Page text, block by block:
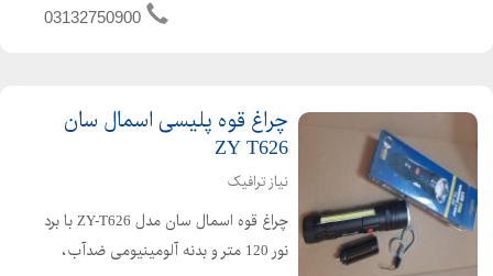
اتوماتیک شیشه ای... 03132750900
چراغ قوه پلیسی اسمال سان
ZY T626
نیاز ترافیک
چراغ قوه اسمال سان مدل ZY-T626 با برد
نور 120 متر و بدنه آلومینیومی ضدآب،